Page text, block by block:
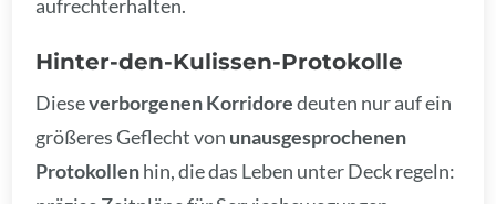
aufrechterhalten.
Hinter-den-Kulissen-Protokolle
Dieseverborgenen Korridoredeuten nur auf ein
größeres Geflecht von unausgesprochenen
Protokollenhin, die das Leben unter Deck regeln: